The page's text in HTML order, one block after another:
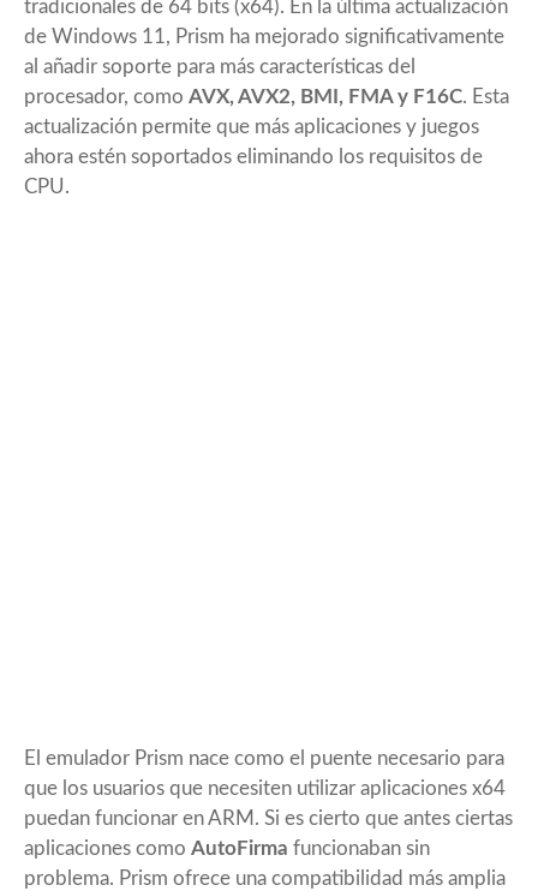
tradicionales de 64 bits (x64). En la última actualización
de Windows 11, Prism ha mejorado significativamente
al añadir soporte para más características del
procesador, como AVX, AVX2, BMI, FMA y F16C. Esta
actualización permite que más aplicaciones y juegos
ahora estén soportados eliminando los requisitos de
CPU.
El emulador Prism nace como el puente necesario para
que los usuarios que necesiten utilizar aplicaciones x64
puedan funcionar en ARM. Si es cierto que antes ciertas
aplicaciones como AutoFirma funcionaban sin
problema. Prism ofrece una compatibilidad más amplia